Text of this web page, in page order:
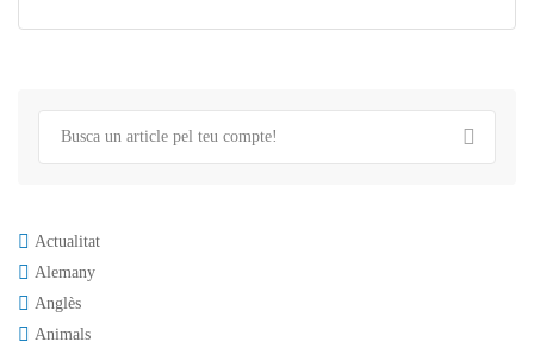
Actualitat
Alemany
Anglès
Animals